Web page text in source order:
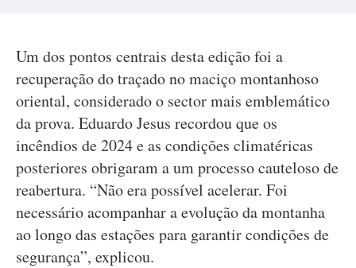
Um dos pontos centrais desta edição foi a
recuperação do traçado no maciço montanhoso
oriental, considerado o sector mais emblemático
da prova. Eduardo Jesus recordou que os
incêndios de 2024 e as condições climatéricas
posteriores obrigaram a um processo cauteloso de
reabertura. “Não era possível acelerar. Foi
necessário acompanhar a evolução da montanha
ao longo das estações para garantir condições de
segurança”, explicou.